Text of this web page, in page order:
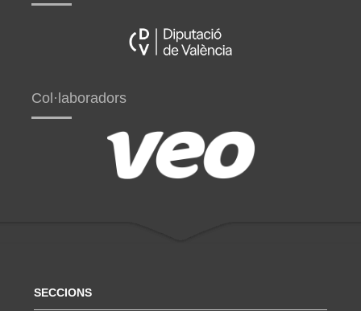
Col·laboradors
SECCIONS